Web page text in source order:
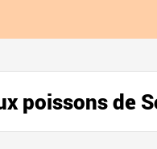
poissons de